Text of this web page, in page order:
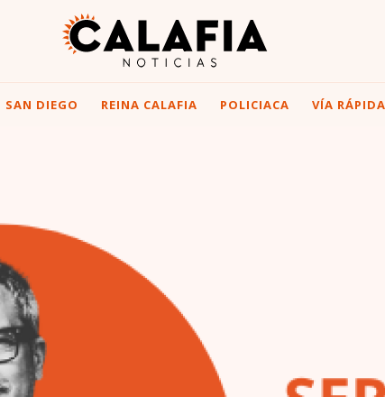
SAN DIEGO REINA CALAFIA POLICIACA VÍA RÁPIDA